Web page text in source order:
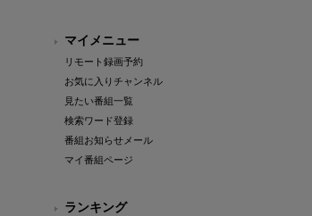
マイメニュー
リモート録画予約
お気に入りチャンネル
見たい番組一覧
検索ワード登録
番組お知らせメール
マイ番組ページ
ランキング